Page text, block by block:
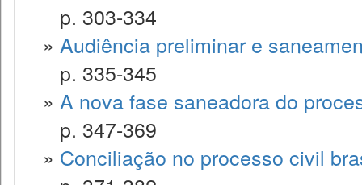
p. 303-334
» Audiência preliminar e
p. 335-345
» A nova fase saneadora do
p. 347-369
» Conciliação no processo civil